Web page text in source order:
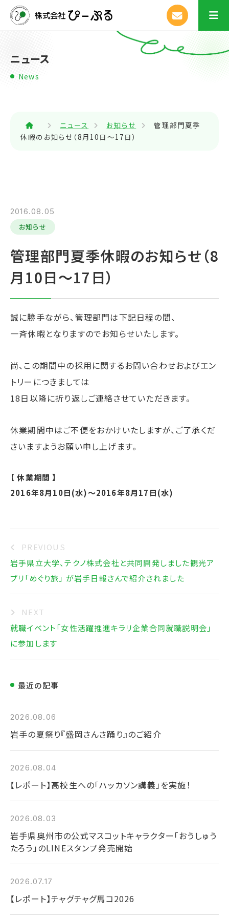
ニュース
News
ニュース お知らせ
管理部門夏季
休暇のお知らせ（8月10日～17日）
2016.08.05
お知らせ
管理部門夏季休暇のお知らせ（8
月10日～17日）
誠に勝手ながら、管理部門は下記日程の間、
一斉休暇となりますのでお知らせいたします。
尚、この期間中の採用に関するお問い合わせおよびエン
トリーにつきましては
18日以降に折り返しご連絡させていただきます。
休業期間中はご不便をおかけいたしますが、ご了承くだ
さいますようお願い申し上げます。
【 休業期間 】
2016年8月10日(水)～2016年8月17日(水)
PREVIOUS
岩手県立大学、テクノ株式会社と共同開発しました観光ア
プリ「めぐり旅」 が岩手日報さんで紹介されました
NEXT
就職イベント「女性活躍推進キラリ企業合同就職説明会」
に参加します
最近の記事
2026.08.06
岩手の夏祭り『盛岡さんさ踊り』のご紹介
2026.08.04
【レポート】高校生への「ハッカソン講義」を実施！
2026.08.03
岩手県奥州市の公式マスコットキャラクター「おうしゅう
たろう」のLINEスタンプ発売開始
2026.07.17
【レポート】チャグチャグ馬コ2026